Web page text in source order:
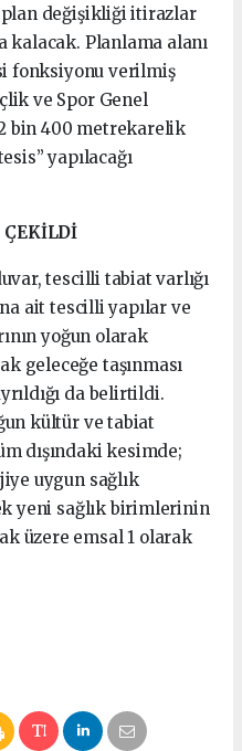
plan değişikliği itirazlar
kalacak. Planlama alanı
fonksiyonu verilmiş
ve Spor Genel
bin 400 metrekarelik
yapılacağı
ÇEKİLDİ
tescilli tabiat varlığı
ait tescilli yapılar ve
yoğun olarak
geleceğe taşınması
da belirtildi.
kültür ve tabiat
dışındaki kesimde;
uygun sağlık
yeni sağlık birimlerinin
üzere emsal 1 olarak